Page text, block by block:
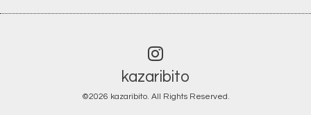
kazaribito
©2026 kazaribito. All Rights Reserved.